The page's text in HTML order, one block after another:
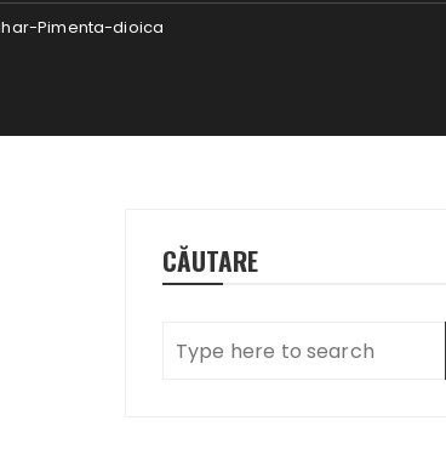
Pimenta-dioica
CĂUTARE